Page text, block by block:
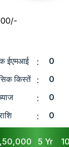
/-
ईएमआई :
0
किस्तें
:
0
:
0
: 0
5 Yr 10